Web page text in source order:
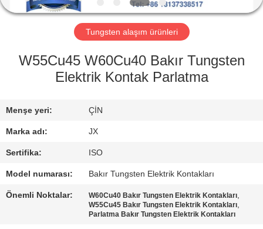
FABRIKA
HABERLER
VAKALAR
BIR
Tungsten alaşım ürünleri
W55Cu45 W60Cu40 Bakır Tungsten
Elektrik Kontak Parlatma
Menşe yeri: ÇİN
Marka adı: JX
Sertifika: ISO
Model numarası: Bakır Tungsten Elektrik Kontakları
Önemli Noktalar: W60Cu40 Bakır Tungsten Elektrik Kontakları,
W55Cu45 Bakır Tungsten Elektrik Kontakları,
Parlatma Bakır Tungsten Elektrik Kontakları